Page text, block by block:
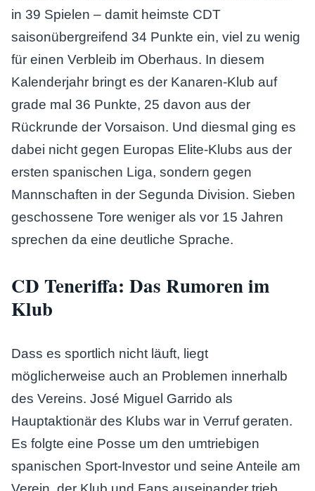
in 39 Spielen – damit heimste CDT
saisonübergreifend 34 Punkte ein, viel zu wenig
für einen Verbleib im Oberhaus. In diesem
Kalenderjahr bringt es der Kanaren-Klub auf
grade mal 36 Punkte, 25 davon aus der
Rückrunde der Vorsaison. Und diesmal ging es
dabei nicht gegen Europas Elite-Klubs aus der
ersten spanischen Liga, sondern gegen
Mannschaften in der Segunda Division. Sieben
geschossene Tore weniger als vor 15 Jahren
sprechen da eine deutliche Sprache.
CD Teneriffa: Das Rumoren im
Klub
Dass es sportlich nicht läuft, liegt
möglicherweise auch an Problemen innerhalb
des Vereins. José Miguel Garrido als
Hauptaktionär des Klubs war in Verruf geraten.
Es folgte eine Posse um den umtriebigen
spanischen Sport-Investor und seine Anteile am